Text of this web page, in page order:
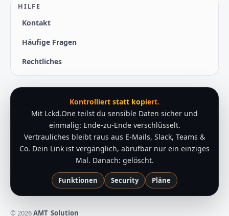
HILFE
Kontakt
Häufige Fragen
Rechtliches
Kontrolliert statt kopiert.
Mit Lckd.One teilst du sensible Daten sicher und
einmalig: Ende-zu-Ende verschlüsselt.
Vertrauliches bleibt raus aus E-Mails, Slack, Teams &
Co. Dein Link ist vergänglich, abrufbar nur ein einziges
Mal. Danach: gelöscht.
Funktionen Security Pläne
© 2026AMT_Solution